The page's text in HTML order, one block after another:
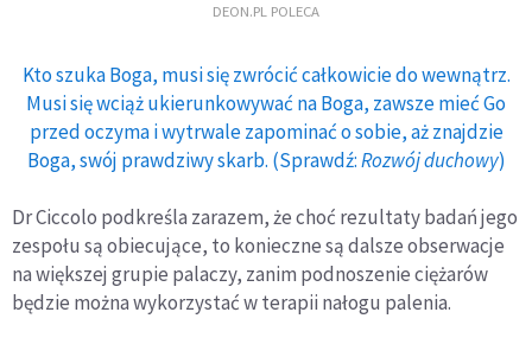
DEON.PL POLECA
Kto szuka Boga, musi się zwrócić całkowicie do wewnątrz.
Musi się wciąż ukierunkowywać na Boga, zawsze mieć Go
przed oczyma i wytrwale zapominać o sobie, aż znajdzie
Boga, swój prawdziwy skarb. (Sprawdź:Rozwój duchowy)
Dr Ciccolo podkreśla zarazem, że choć rezultaty badań jego
zespołu są obiecujące, to konieczne są dalsze obserwacje
na większej grupie palaczy, zanim podnoszenie ciężarów
będzie można wykorzystać w terapii nałogu palenia.